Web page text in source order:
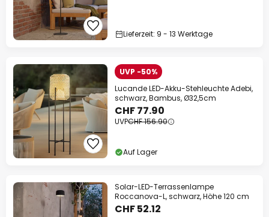
Lieferzeit: 9 - 13 Werktage
UVP -50%
Lucande LED-Akku-Stehleuchte Adebi,
schwarz, Bambus, Ø32,5cm
CHF 77.90
UVPCHF 156.90
Auf Lager
Solar-LED-Terrassenlampe
Roccanova-L, schwarz, Höhe 120 cm
CHF 52.12